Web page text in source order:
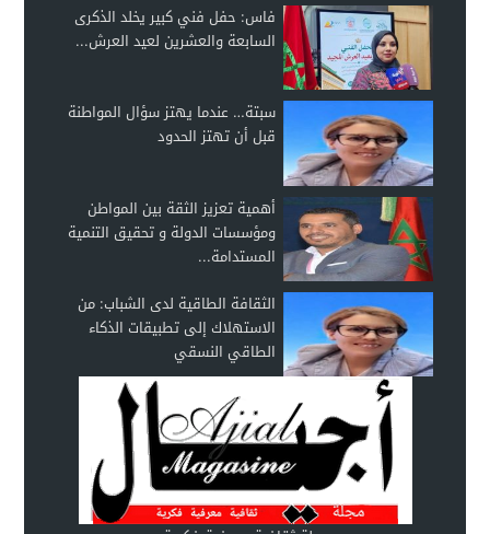
فاس: حفل فني كبير يخلد الذكرى
السابعة والعشرين لعيد العرش...
سبتة… عندما يهتز سؤال المواطنة
قبل أن تهتز الحدود
أهمية تعزيز الثقة بين المواطن
ومؤسسات الدولة و تحقيق التنمية
المستدامة...
الثقافة الطاقية لدى الشباب: من
الاستهلاك إلى تطبيقات الذكاء
الطاقي النسقي